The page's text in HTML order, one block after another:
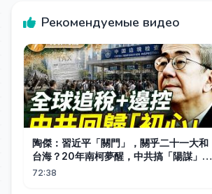
Рекомендуемые видео
陶傑：習近平「關門」，關乎二十一大和
台海？20年南柯夢醒，中共搞「陽謀」；
西班牙休達被「入侵」，歐洲移民問題無
72:38